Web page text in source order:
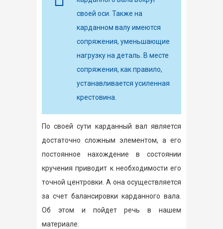
своей оси. Также на
карданном валу имеются
сопряжения, уменьшающие
нагрузку на деталь. В месте
сопряжения, как правило,
устанавливается усиленная
крестовина.
По своей сути карданный вал является
достаточно сложным элементом, а его
постоянное нахождение в состоянии
кручения приводит к необходимости его
точной центровки. А она осуществляется
за счет балансировки карданного вала.
Об этом и пойдет речь в нашем
материале.